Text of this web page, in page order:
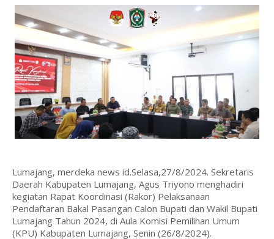
Lumajang, merdeka news id.Selasa,27/8/2024. Sekretaris
Daerah Kabupaten Lumajang, Agus Triyono menghadiri
kegiatan Rapat Koordinasi (Rakor) Pelaksanaan
Pendaftaran Bakal Pasangan Calon Bupati dan Wakil Bupati
Lumajang Tahun 2024, di Aula Komisi Pemilihan Umum
(KPU) Kabupaten Lumajang, Senin (26/8/2024).